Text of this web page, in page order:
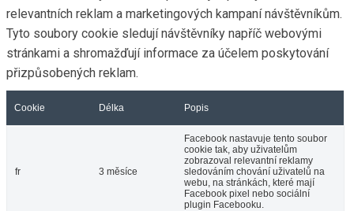
relevantních reklam a marketingových kampaní návštěvníkům.
Tyto soubory cookie sledují návštěvníky napříč webovými
stránkami a shromažďují informace za účelem poskytování
přizpůsobených reklam.
Cookie Délka Popis
fr 3 měsíce
Facebook nastavuje tento soubor
cookie tak, aby uživatelům
zobrazoval relevantní reklamy
sledováním chování uživatelů na
webu, na stránkách, které mají
Facebook pixel nebo sociální
plugin Facebooku.